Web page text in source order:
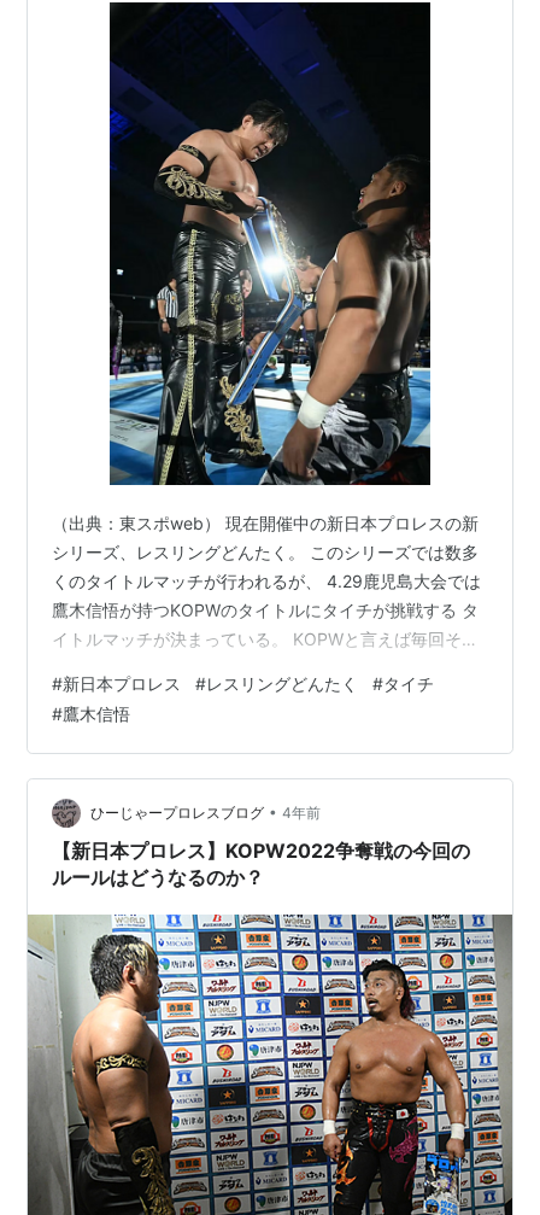
（出典：東スポweb） 現在開催中の新日本プロレスの新
シリーズ、レスリングどんたく。 このシリーズでは数多
くのタイトルマッチが行われるが、 4.29鹿児島大会では
鷹木信悟が持つKOPWのタイトルにタイチが挑戦する タ
イトルマッチが決まっている。 KOPWと言えば毎回その
イチが鷹木信悟にルールを一任するという展開を見せて
いる。 👇 鷹木、俺はよ、お前とやるんだったらシングル
（マッチ）でも何でもいいって言ったよ。けどな、
（4.29鹿児島で）そのベルト懸けてくれるらしいじゃね
ぇかよ!? だったら、だったら、ありがたく挑戦させても
らうよ（※大拍手）。…
#新日本プロレス #レスリングどんたく #タイチ
#鷹木信悟
ひーじゃープロレスブログ • 4年前
【新日本プロレス】KOPW2022争奪戦の今回の
ルールはどうなるのか？